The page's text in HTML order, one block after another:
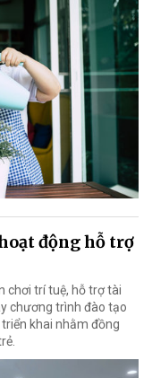
động hỗ trợ
chơi trí tuệ, hỗ trợ tài
chương trình đào tạo
khai nhằm đồng